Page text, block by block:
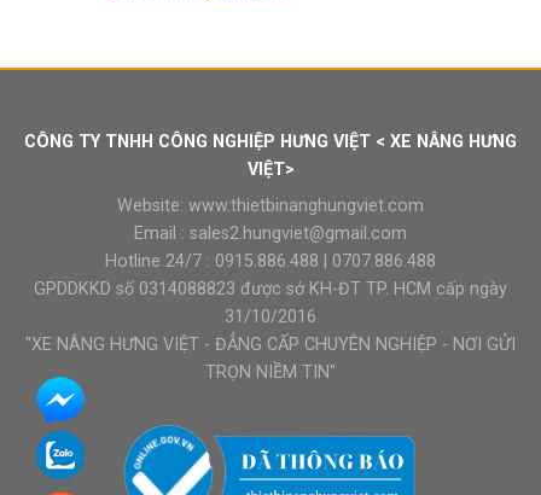
₫6.300.000.là:
CÔNG TY TNHH CÔNG NGHIỆP HƯNG VIỆT < XE NÂNG HƯNG
VIỆT>
Website: www.thietbinanghungviet.com
Email : sales2.hungviet@gmail.com
Hotline 24/7 : 0915.886.488
0707.886.488
GPDDKKD số 0314088823 được sở KH-ĐT TP. HCM cấp ngày
31/10/2016
"XE NÂNG HƯNG VIỆT - ĐẲNG CẤP CHUYÊN NGHIỆP - NƠI GỬI
TRỌN NIỀM TIN"